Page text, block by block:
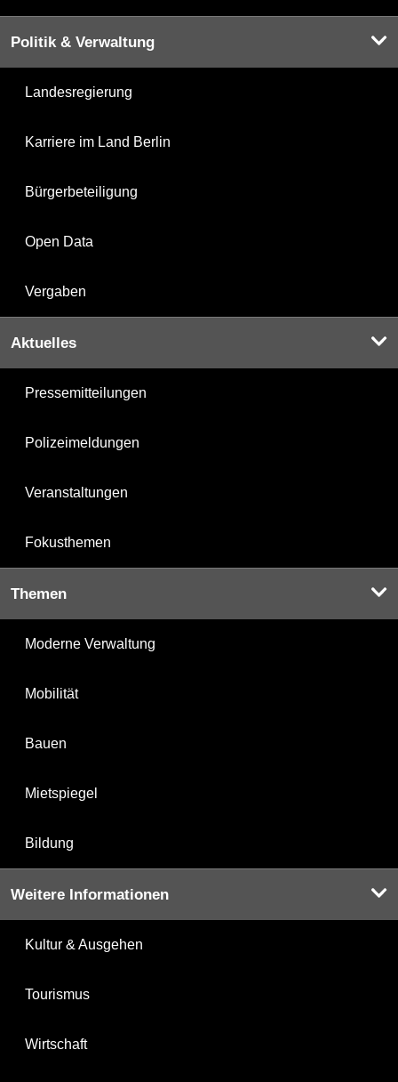
Politik & Verwaltung
Landesregierung
Karriere im Land Berlin
Bürgerbeteiligung
Open Data
Vergaben
Aktuelles
Pressemitteilungen
Polizeimeldungen
Veranstaltungen
Fokusthemen
Themen
Moderne Verwaltung
Mobilität
Bauen
Mietspiegel
Bildung
Weitere Informationen
Kultur & Ausgehen
Tourismus
Wirtschaft